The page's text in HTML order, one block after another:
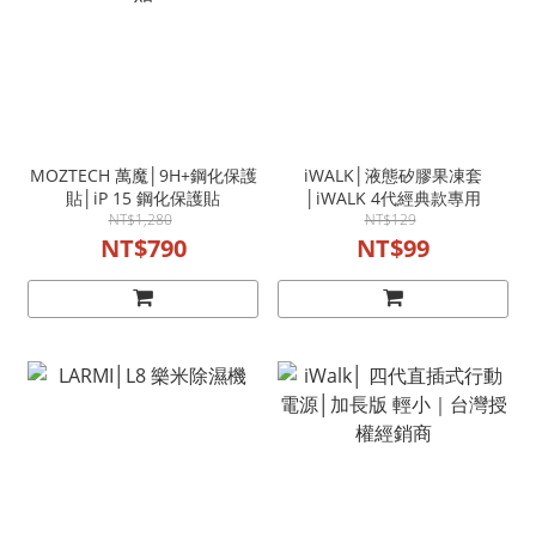
MOZTECH 萬魔│9H+鋼化保護
貼│iP 15 鋼化保護貼
NT$1,280
NT$790
iWALK│液態矽膠果凍套
│iWALK 4代經典款專用
NT$129
NT$99